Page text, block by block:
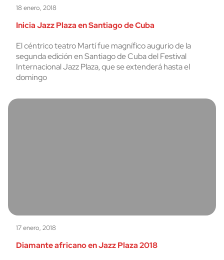
18 enero, 2018
Inicia Jazz Plaza en Santiago de Cuba
El céntrico teatro Martí fue magnífico augurio de la
segunda edición en Santiago de Cuba del Festival
Internacional Jazz Plaza, que se extenderá hasta el
domingo
17 enero, 2018
Diamante africano en Jazz Plaza 2018